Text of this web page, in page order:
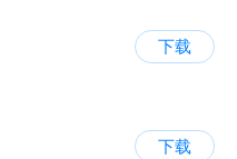
下载
下载